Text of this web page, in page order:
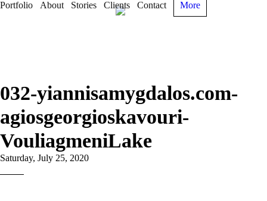
Portfolio About Stories Clients Contact More
032-yiannisamygdalos.com-
agiosgeorgioskavouri-
VouliagmeniLake
Saturday, July 25, 2020